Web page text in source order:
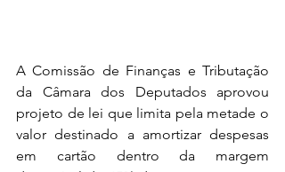
A Comissão de Finanças e Tributação
da Câmara dos Deputados aprovou
projeto de lei que limita pela metade o
valor destinado a amortizar despesas
em cartão dentro da margem